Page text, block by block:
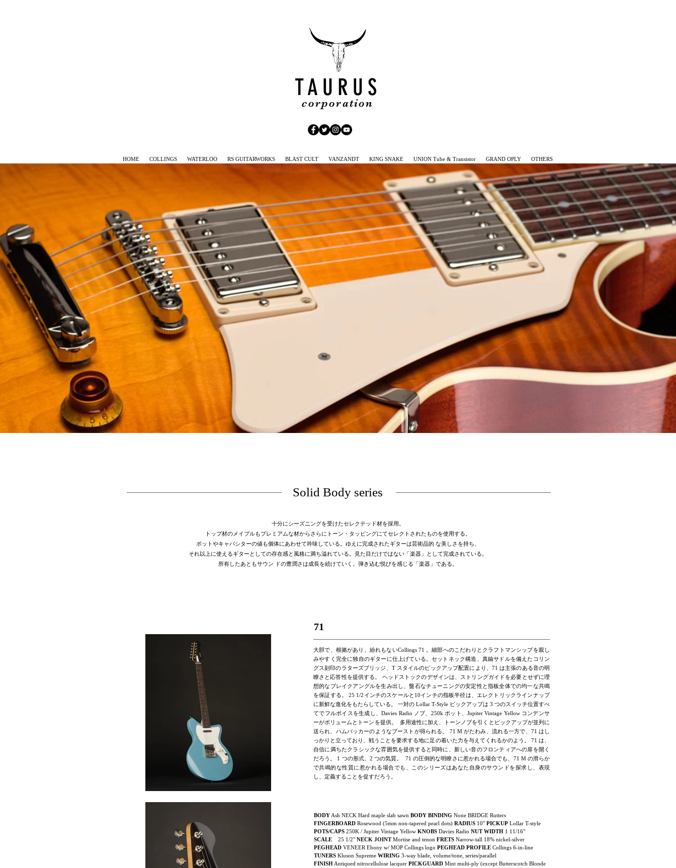
TAURUS
corporation
HOME COLLINGS WATERLOO RS GUITARWORKS BLAST CULT VANZANDT KING SNAKE UNION Tube & Transistor GRAND OPLY OTHERS
Solid Body series
十分にシーズニングを受けたセレクテッド材を採用。
トップ材のメイプルもプレミアムな材からさらにトーン・タッピングにてセレクトされたものを使用する。
ポットやキャパシターの値も個体にあわせて吟味している。ゆえに完成されたギターは芸術品的 な美しさを持ち、
それ以上に使えるギターとしての存在感と風格に満ち溢れている。見た目だけではない「楽器」として完成されている。
所有したあともサウン ドの豊潤さは成長を続けていく。弾き込む悦びを感じる「楽器」である。
71
大胆で、根拠があり、紛れもないCollings 71 。細部へのこだわりとクラフトマンシップを親し
みやすく完全に独自のギターに仕上げている。セットネック構造、真鍮サドルを備えたコリン
グス刻印のラターズブリッジ、T スタイルのピックアップ配置により、71 は主張のある音の明
瞭さと応答性を提供する。 ヘッドストックのデザインは、ストリングガイドを必要とせずに理
想的なブレイクアングルを生み出し、盤石なチューニングの安定性と指板全体での均一な共鳴
を保証する。 25 1/2インチのスケールと10インチの指板半径は、エレクトリックラインナップ
に新鮮な進化をもたらしている。 一対の Lollar T-Style ピックアップは 3 つのスイッチ位置すべ
てでフルボイスを生成し、Davies Radio ノブ、250k ポット、Jupiter Vintage Yellow コンデンサ
ーがボリュームとトーンを提供。 多用途性に加え、トーンノブを引くとピックアップが並列に
送られ、ハムバッカーのようなブーストが得られる。 71 M がたわみ、流れる一方で、71 はし
っかりと立っており、戦うことを要求する地に足の着いた力を与えてくれるかのよう。 71 は、
自信に満ちたクラシックな雰囲気を提供すると同時に、新しい音のフロンティアへの扉を開く
だろう。 1 つの形式、2 つの気質。 71 の圧倒的な明瞭さに惹かれる場合でも、71 M の滑らか
で共鳴的な性質に惹かれる場合でも、このシリーズはあなた自身のサウンドを探求し、表現
し、定義することを促すだろう。
BODY Ash NECK Hard maple slab sawn BODY BINDING None BRIDGE Rutters
FINGERBOARD Rosewood (5mm non-tapered pearl dots) RADIUS 10" PICKUP Lollar T-style
POTS/CAPS 250K / Jupiter Vintage Yellow KNOBS Davies Radio NUT WIDTH 1 11/16"
SCALE 25 1/2" NECK JOINTMortise and tenon FRETS Narrow-tall 18% nickel-silver
PEGHEAD VENEER Ebony w/ MOP Collings logo PEGHEAD PROFILE Collings 6-in-line
TUNERS Kluson Supreme WIRING 3-way blade, volume/tone, series/parallel
FINISH Antiqued nitrocellulose lacquer PICKGUARD Mint multi-ply (except Butterscotch Blonde